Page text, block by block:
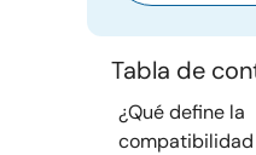
Tabla de
¿Qué define la
compatibilidad